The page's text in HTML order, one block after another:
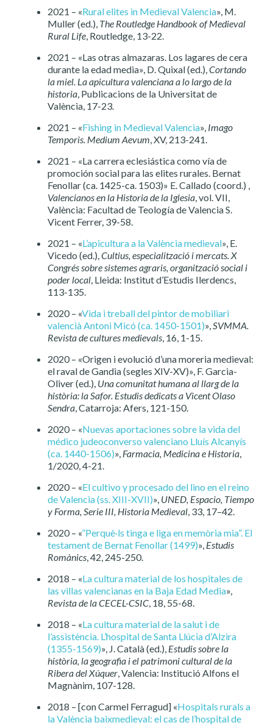
2021 – «Rural elites in Medieval Valencia», M.
Muller (ed.), The Routledge Handbook of Medieval
Rural Life, Routledge, 13-22.
2021 – «Las otras almazaras. Los lagares de cera
durante la edad media», D. Quixal (ed.),Cortando
la miel. La apicultura valenciana a lo largo de la
historia, Publicacions de la Universitat de
València, 17-23.
2021 – «Fishing in Medieval Valencia», Imago
Temporis. Medium Aevum, XV, 213-241.
2021 – «La carrera eclesiástica como vía de
promoción social para las elites rurales. Bernat
Fenollar (ca. 1425-ca. 1503)» E. Callado (coord.) ,
Valencianos en la Historia de la Iglesia, vol. VII,
València: Facultad de Teología de Valencia S.
Vicent Ferrer, 39-58.
2021 – «L’apicultura a la València medieval», E.
Vicedo (ed.),Cultius, especialització i mercats. X
Congrés sobre sistemes agraris, organització social i
poder local, Lleida: Institut d’Estudis Ilerdencs,
113-135.
2020 – «Vida i treball del pintor de mobiliari
valencià Antoni Micó (ca. 1450-1501)»,SVMMA.
Revista de cultures medievals, 16, 1-15.
2020 – «Origen i evolució d’una moreria medieval:
el raval de Gandia (segles XIV-XV)», F. Garcia-
Oliver (ed.), Una comunitat humana al llarg de la
història: la Safor. Estudis dedicats a Vicent Olaso
Sendra, Catarroja: Afers, 121-150.
2020 – «Nuevas aportaciones sobre la vida del
médico judeoconverso valenciano Lluís Alcanyís
(ca. 1440-1506)», Farmacia, Medicina e Historia,
1/2020, 4-21.
2020 – «El cultivo y procesado del lino en el reino
de Valencia (ss. XIII-XVII)», UNED, Espacio, Tiempo
y Forma, Serie III, Historia Medieval, 33, 17–42.
2020 – «”Perquè·ls tinga e liga en memòria mia”. El
testament de Bernat Fenollar (1499)», Estudis
Romànics, 42, 245-250.
2018 – «La cultura material de los hospitales de
las villas valencianas en la Baja Edad Media»,
Revista de la CECEL-CSIC, 18, 55-68.
2018 – «La cultura material de la salut i de
l’assistència. L’hospital de Santa Llúcia d’Alzira
(1355-1569)», J. Català (ed.), Estudis sobre la
història, la geografia i el patrimoni cultural de la
Ribera del Xúquer, Valencia: Institució Alfons el
Magnànim, 107-128.
2018 – [con Carmel Ferragud] «Hospitals rurals a
la València baixmedieval: el cas de l’hospital de